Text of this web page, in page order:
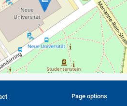
Page options